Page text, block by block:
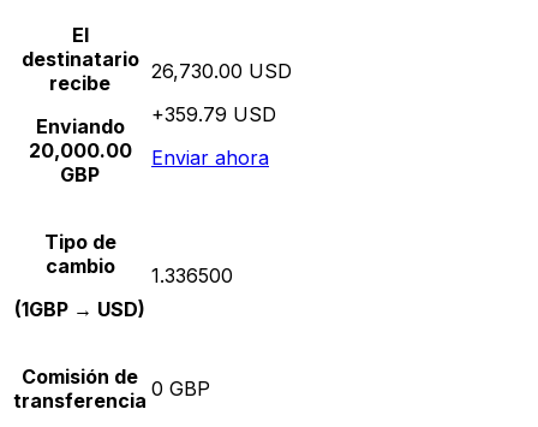
El
destinatario
recibe
Enviando
20,000.00
GBP
26,730.00 USD
+359.79 USD
Enviar ahora
Tipo de
cambio
(1GBP → USD)
1.336500
Comisión de
transferencia 0 GBP